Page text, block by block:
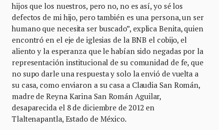
hijos que los nuestros, pero no, no es así, yo sé los
defectos de mi hijo, pero también es una persona, un ser
humano que necesita ser buscado”, explica Benita, quien
encontró en el eje de iglesias de la BNB el cobijo, el
aliento y la esperanza que le habían sido negadas por la
representación institucional de su comunidad de fe, que
no supo darle una respuesta y solo la envió de vuelta a
su casa, como enviaron a su casa a Claudia San Román,
madre de Reyna Karina San Román Aguilar,
desaparecida el 8 de diciembre de 2012 en
Tlaltenapantla, Estado de México.